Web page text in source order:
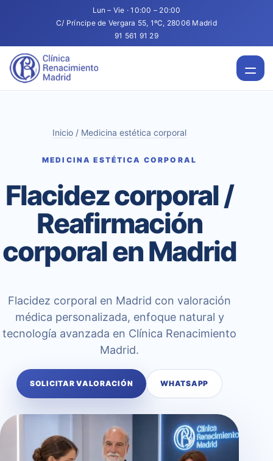
Lun – Vie · 10:00 – 20:00
C/ Príncipe de Vergara 55, 1ºC, 28006 Madrid
91 561 91 29
Inicio / Medicina estética corporal
MEDICINA ESTÉTICA CORPORAL
Flacidez corporal /
Reafirmación
corporal en Madrid
Flacidez corporal en Madrid con valoración
médica personalizada, enfoque natural y
tecnología avanzada en Clínica Renacimiento
Madrid.
SOLICITAR VALORACIÓN WHATSAPP